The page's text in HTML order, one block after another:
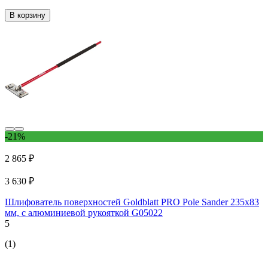
В корзину
-21%
2 865 ₽
3 630 ₽
Шлифователь поверхностей Goldblatt PRO Pole Sander 235x83
мм, с алюминиевой рукояткой G05022
5
(1)